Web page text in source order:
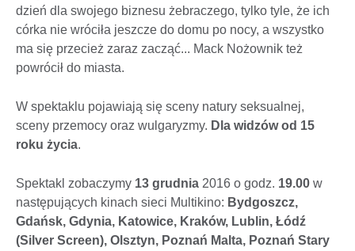
dzień dla swojego biznesu żebraczego, tylko tyle, że ich
córka nie wróciła jeszcze do domu po nocy, a wszystko
ma się przecież zaraz zacząć... Mack Nożownik też
powrócił do miasta.
W spektaklu pojawiają się sceny natury seksualnej,
sceny przemocy oraz wulgaryzmy. Dla widzów od 15
roku życia.
Spektakl zobaczymy 13 grudnia 2016 o godz. 19.00 w
następujących kinach sieci Multikino: Bydgoszcz,
Gdańsk, Gdynia, Katowice, Kraków, Lublin, Łódź
(Silver Screen), Olsztyn, Poznań Malta, Poznań Stary